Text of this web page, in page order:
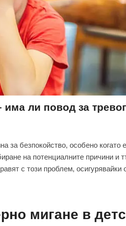
ли повод за
за безпокойство, особено когато
на потенциалните причини и
с този проблем, осигурявайки
мигане в